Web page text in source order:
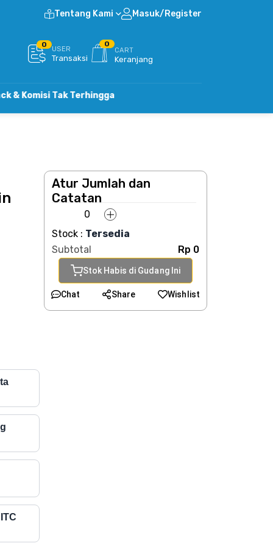
Tentang Kami Masuk/Register
0
USER
Transaksi
0
CART
Keranjang
Tak Terhingga
Atur Jumlah dan
Catatan
Stock : Tersedia
Subtotal
Rp 0
Stok Habis di Gudang Ini
Chat Share Wishlist